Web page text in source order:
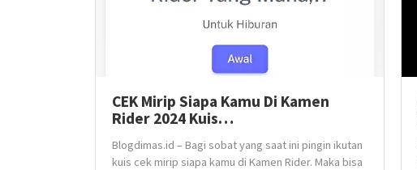
CEK Mirip Siapa Kamu Di Kamen
Rider 2024 Kuis…
Blogdimas.id – Bagi sobat yang saat ini pingin ikutan
kuis cek mirip siapa kamu di Kamen Rider. Maka bisa